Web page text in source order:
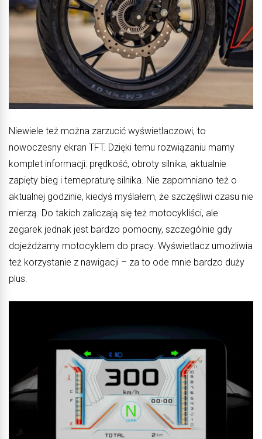
Niewiele też można zarzucić wyświetlaczowi, to
nowoczesny ekran TFT. Dzięki temu rozwiązaniu mamy
komplet informacji: prędkość, obroty silnika, aktualnie
zapięty bieg i temepraturę silnika. Nie zapomniano też o
aktualnej godzinie, kiedyś myślałem, że szczęśliwi czasu nie
mierzą. Do takich zaliczają się też motocykliści, ale
zegarek jednak jest bardzo pomocny, szczególnie gdy
dojeżdżamy motocyklem do pracy. Wyświetlacz umożliwia
też korzystanie z nawigacji – za to ode mnie bardzo duży
plus.